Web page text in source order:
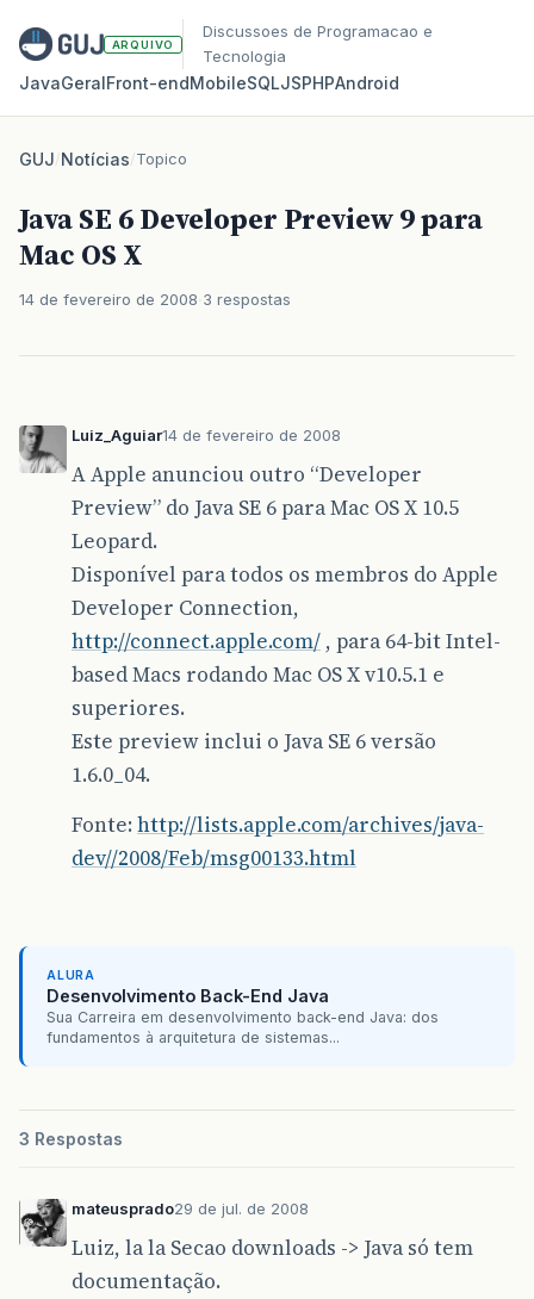
ARQUIVO
Discussoes de Programacao e
Tecnologia
JavaGeralFront‑endMobileSQLJSPHPAndroid
GUJ/Notícias/Topico
Java SE 6 Developer Preview 9 para
Mac OS X
14 de fevereiro de 2008 3 respostas
Luiz_Aguiar14 de fevereiro de 2008
A Apple anunciou outro “Developer
Preview” do Java SE 6 para Mac OS X 10.5
Leopard.
Disponível para todos os membros do Apple
Developer Connection,
http://connect.apple.com/ , para 64-bit Intel-
based Macs rodando Mac OS X v10.5.1 e
superiores.
Este preview inclui o Java SE 6 versão
1.6.0_04.
Fonte: http://lists.apple.com/archives/java-
dev//2008/Feb/msg00133.html
ALURA
Desenvolvimento Back-End Java
Sua Carreira em desenvolvimento back-end Java: dos
fundamentos à arquitetura de sistemas...
3 Respostas
mateusprado29 de jul. de 2008
Luiz, la la Secao downloads -> Java só tem
documentação.